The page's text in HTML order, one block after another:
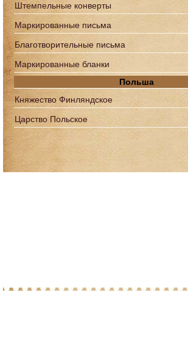
Штемпельные конверты
Маркированные письма
Благотворительные письма
Маркированные бланки
Польша
Княжество Финляндское
Царство Польское